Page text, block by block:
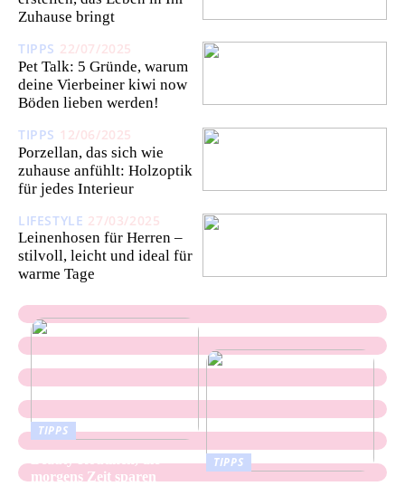
Zuhause bringt
TIPPS 22/07/2025
Pet Talk: 5 Gründe, warum
deine Vierbeiner kiwi now
Böden lieben werden!
TIPPS 12/06/2025
Porzellan, das sich wie
zuhause anfühlt: Holzoptik
für jedes Interieur
LIFESTYLE 27/03/2025
Leinenhosen für Herren –
stilvoll, leicht und ideal für
warme Tage
TIPPS
Beauty Routinen, die
morgens Zeit sparen
TIPPS